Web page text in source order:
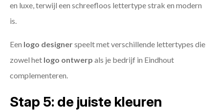
en luxe, terwijl een schreefloos lettertype strak en modern
is.
Een logo designerspeelt met verschillende lettertypes die
zowel het logo ontwerp als je bedrijf in Eindhout
complementeren.
Stap 5: de juiste kleuren